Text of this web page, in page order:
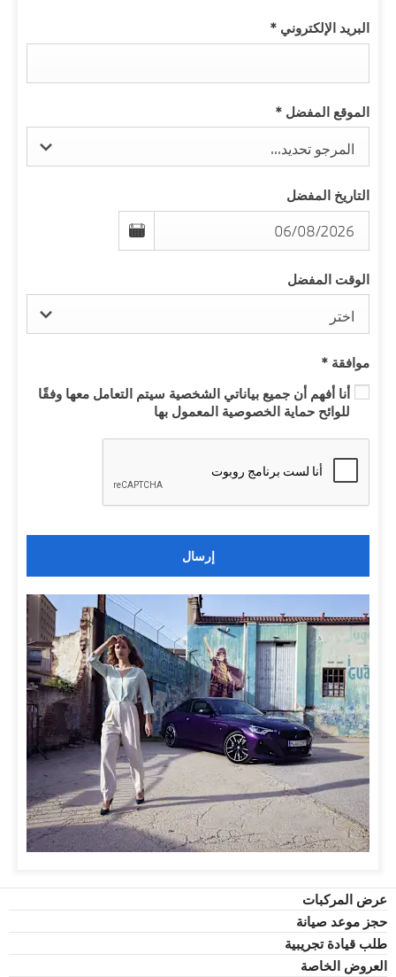
البريد الإلكتروني*
الموقع المفضل*
المرجو تحديد...
التاريخ المفضل
الوقت المفضل
اختر
موافقة*
أنا أفهم أن جميع بياناتي الشخصية سيتم التعامل معها وفقًا
للوائح حماية الخصوصية المعمول بها
إرسال
عرض المركبات
حجز موعد صيانة
طلب قيادة تجريبية
العروض الخاصة